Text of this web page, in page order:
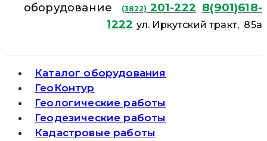
оборудование (3822) 201-222 8(901)618-
1222 ул. Иркутский тракт, 85а
Каталог оборудования
ГеоКонтур
Геологические работы
Геодезические работы
Кадастровые работы